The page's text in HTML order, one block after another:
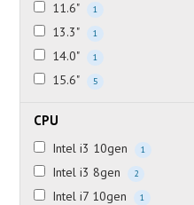
11.6" 1
13.3" 1
14.0" 1
15.6" 5
CPU
Intel i3 10gen 1
Intel i3 8gen 2
Intel i7 10gen 1